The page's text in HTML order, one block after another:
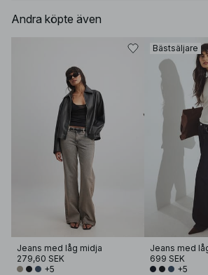
Andra köpte även
Jeans med låg midja
279,60 SEK
+5
Bästsäljare
Jeans med
699 SEK
+5